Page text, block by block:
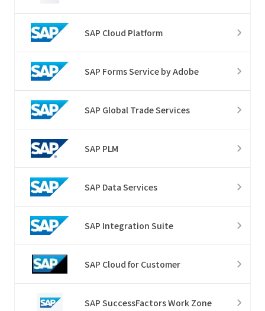
SAP Cloud Platform
SAP Forms Service by Adobe
SAP Global Trade Services
SAP PLM
SAP Data Services
SAP Integration Suite
SAP Cloud for Customer
SAP SuccessFactors Work Zone